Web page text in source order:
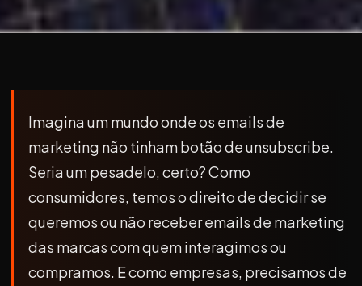
Imagina um mundo onde os emails de
marketing não tinham botão de unsubscribe.
Seria um pesadelo, certo? Como
consumidores, temos o direito de decidir se
queremos ou não receber emails de marketing
das marcas com quem interagimos ou
compramos. E como empresas, precisamos de